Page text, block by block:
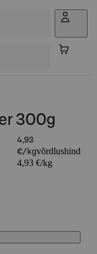
300g
4,93
€/kgvõrdlushind
4,93 €/kg